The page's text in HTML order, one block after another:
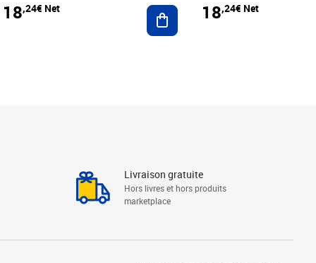
au panier
18,24€ Net Ajouter au panier
18,24€ Net
Livraison gratuite
Hors livres et hors produits
marketplace